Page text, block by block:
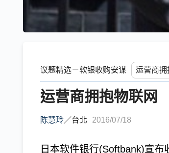
议题精选－软银收购安谋
运营商拥抱物联网
陈慧玲／台北 2016/07/18
日本软件银行(Softbank)宣